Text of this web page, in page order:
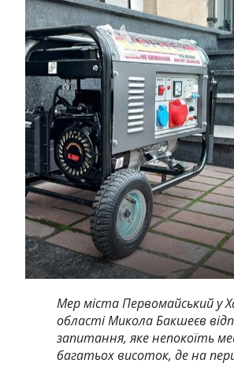
Мер міста Первомайський у
області Микола Бакшеєв
запитання, яке непокоїть
багатьох висоток, де на